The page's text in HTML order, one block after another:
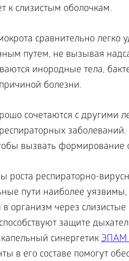
к слизистым оболочкам.
сравнительно легко
путем, не вызывая
инородные тела,
болезни.
сочетаются с другими
вызвать
роста респираторно-
пути наиболее
в организм через
защите
капельный синергетикЭПАМ
в его составе помогут